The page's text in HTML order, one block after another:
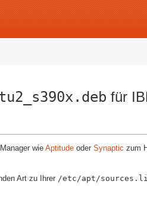
für
wie Aptitude oder Synaptic zum
Art zu Ihrer /etc/apt/